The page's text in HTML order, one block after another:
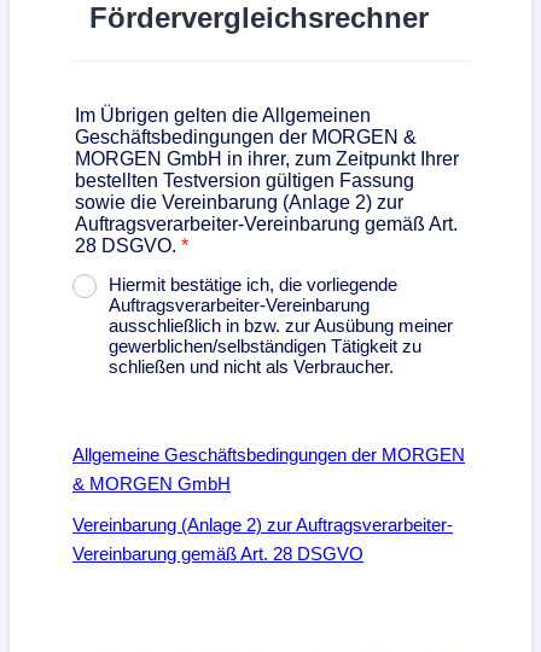
Fördervergleichsrechner
Im Übrigen gelten die Allgemeinen
Geschäftsbedingungen der MORGEN &
MORGEN GmbH in ihrer, zum Zeitpunkt Ihrer
bestellten Testversion gültigen Fassung
sowie die Vereinbarung (Anlage 2) zur
Auftragsverarbeiter-Vereinbarung gemäß Art.
28 DSGVO. *
Hiermit bestätige ich, die vorliegende
Auftragsverarbeiter-Vereinbarung
ausschließlich in bzw. zur Ausübung meiner
gewerblichen/selbständigen Tätigkeit zu
schließen und nicht als Verbraucher.
Allgemeine Geschäftsbedingungen der MORGEN
& MORGEN GmbH
Vereinbarung (Anlage 2) zur Auftragsverarbeiter-
Vereinbarung gemäß Art. 28 DSGVO